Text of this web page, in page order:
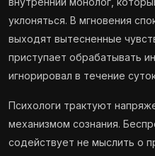
уклоняться. В мгновения
выходят вытесненные
приступает обрабатывать
игнорировал в течение
Психологи трактуют
механизмом сознания.
содействует не мыслить о